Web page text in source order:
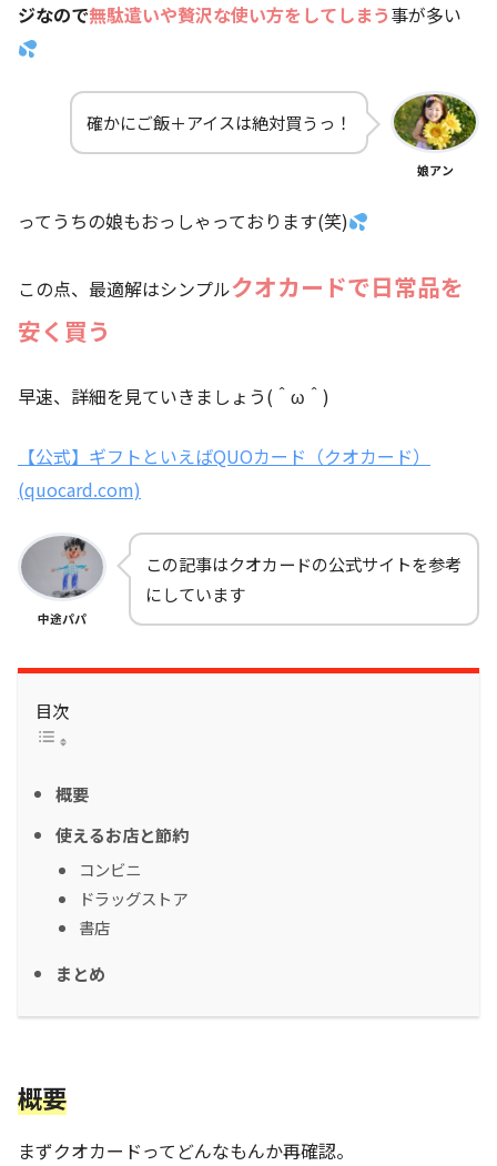
ジなので無駄遣いや贅沢な使い方をしてしまう事が多い
確かにご飯＋アイスは絶対買うっ！
娘アン
ってうちの娘もおっしゃっております(笑)
この点、最適解はシンプルクオカードで日常品を
安く買う
早速、詳細を見ていきましょう(＾ω＾)
【公式】ギフトといえばQUOカード（クオカード）
(quocard.com)
中途パパ
この記事はクオカードの公式サイトを参考
にしています
目次
概要
使えるお店と節約
コンビニ
ドラッグストア
書店
まとめ
概要
まずクオカードってどんなもんか再確認。